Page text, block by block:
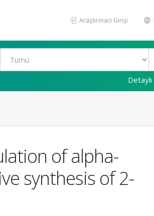
Araştırmacı Girişi
of alpha-
synthesis of 2-